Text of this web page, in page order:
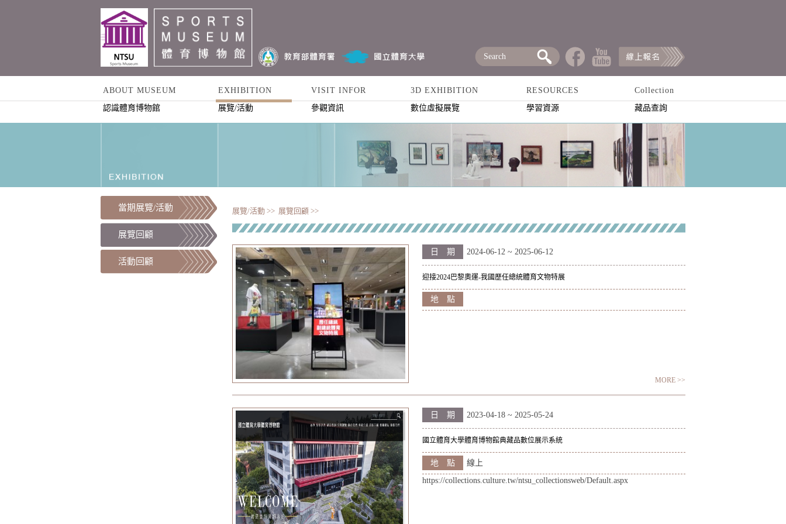
ABOUT MUSEUM
認識體育博物館
EXHIBITION
展覽/活動
VISIT INFOR
參觀資訊
3D EXHIBITION
數位虛擬展覽
RESOURCES
學習資源
Collection
藏品查詢
當期展覽/活動
展覽回顧
活動回顧
展覽/活動 >> 展覽回顧 >>
日 期 2024-06-12 ~ 2025-06-12
迎接2024巴黎奧運-我國歷任總統體育文物特展
地 點
MORE >>
日 期 2023-04-18 ~ 2025-05-24
國立體育大學體育博物館典藏品數位展示系統
地 點
線上
https://collections.culture.tw/ntsu_collectionsweb/Default.aspx